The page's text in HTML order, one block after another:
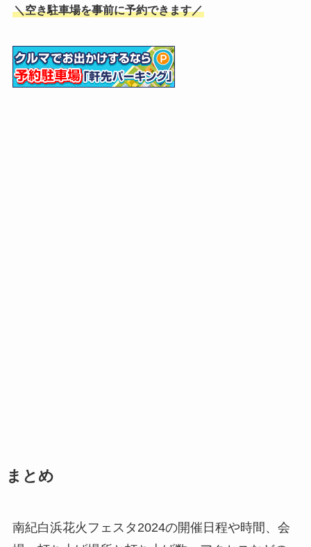
＼空き駐車場を事前に予約できます／
まとめ
南紀白浜花火フェスタ2024の開催日程や時間、会